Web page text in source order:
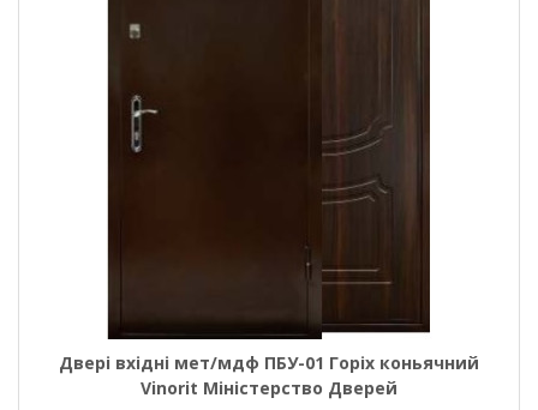
Двері вхідні мет/мдф ПБУ-01 Горіх коньячний
Vinorit Міністерство Дверей